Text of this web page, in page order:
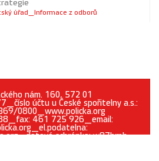
úřad_Informace z odborů
nám. 160, 572 01
účtu u České spořitelny a.s.:
0800_www.policka.org
461 725 926_email:
schránka: w87brph